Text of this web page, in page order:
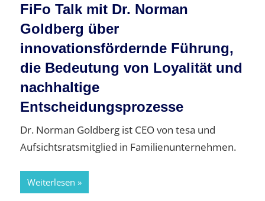
FiFo Talk mit Dr. Norman
Goldberg über
innovationsfördernde Führung,
die Bedeutung von Loyalität und
nachhaltige
Entscheidungsprozesse
Dr. Norman Goldberg ist CEO von tesa und
Aufsichtsratsmitglied in Familienunternehmen.
Weiterlesen